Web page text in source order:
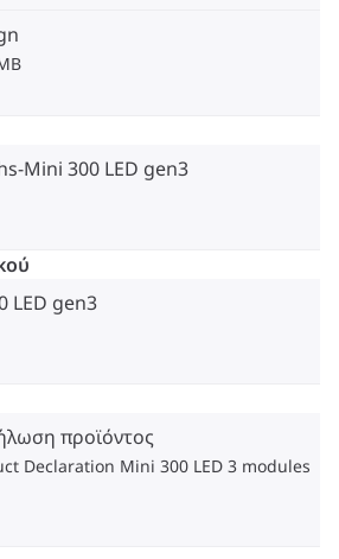
Mini 300 LED gen3
LED gen3
προϊόντος
Declaration Mini 300 LED 3 modules